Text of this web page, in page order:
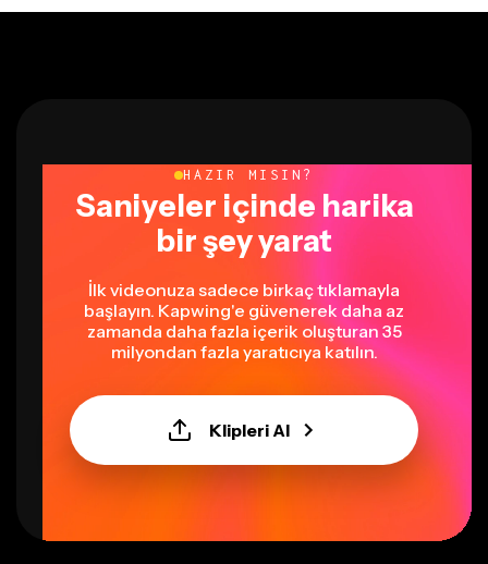
HAZIR MISIN?
Saniyeler içinde harika
bir şey yarat
İlk videonuza sadece birkaç tıklamayla
başlayın. Kapwing'e güvenerek daha az
zamanda daha fazla içerik oluşturan 35
milyondan fazla yaratıcıya katılın.
Klipleri Al